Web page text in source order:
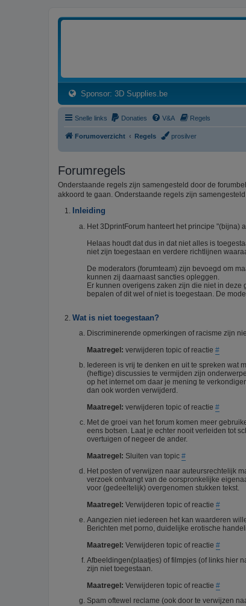
Sponsor: 3D Supplies.be(Opens a new tab)
Snelle links Donaties V&A Regels
Forumoverzicht Regels prosilver
Forumregels
Onderstaande regels zijn samengesteld door de
akkoord te gaan. Onderstaande regels zijn
Inleiding
Het 3DprintForum hanteert het principe "(bijna)
Helaas houdt dat dus in dat niet alles is
niet zijn toegestaan en verdere richtlijnen
De moderators (forumteam) zijn bevoegd om
kunnen zij daarnaast sancties opleggen.
Er kunnen overigens zaken zijn die niet in deze
bepalen of dit wel of niet is toegestaan. De
Wat is niet toegestaan?
Discriminerende opmerkingen of racisme zijn
Maatregel: verwijderen topic of reactie #
Iedereen is vrij te denken en uit te spreken wat
(heftige) discussies te vermijden zijn
op het internet om daar je mening te
dan ook worden verwijderd.
Maatregel: verwijderen topic of reactie #
Met de groei van het forum komen meer
eens botsen. Laat je echter nooit verleiden tot
overtuigen of negeer de ander.
Maatregel: Sluiten van topic #
Het posten of verwijzen naar auteursrechtelijk
verzoek ontvangt van de oorspronkelijke
voor (gedeeltelijk) overgenomen stukken tekst.
Maatregel: Verwijderen topic of reactie #
Aangezien niet iedereen het kan waarderen
Berichten met porno, duidelijke erotische
Maatregel: Verwijderen topic of reactie #
Afbeeldingen(plaatjes) of filmpjes (of links hier
zijn niet toegestaan.
Maatregel: Verwijderen topic of reactie #
Spam oftewel reclame (ook door te verwijzen